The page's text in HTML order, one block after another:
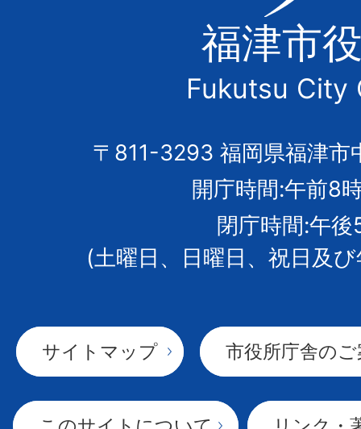
津
市
の
市
章
福津市
Fukutsu City
〒811-3293 福岡県福津市
開庁時間:午前8
閉庁時間:午後
(土曜日、日曜日、祝日及
サイトマップ 市役所庁舎の